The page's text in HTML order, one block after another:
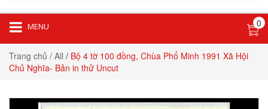
MENU 0
Trang chủ / All / Bộ 4 tờ 100 đồng, Chùa Phổ Minh 1991 Xã Hội
Chủ Nghĩa- Bản in thử Uncut